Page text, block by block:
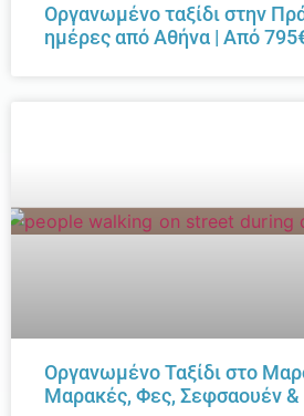
Οργανωμένο ταξίδι στην
ημέρες από Αθήνα | Από
Οργανωμένο Ταξίδι στο
Μαρακές, Φες, Σεφσαουέν &